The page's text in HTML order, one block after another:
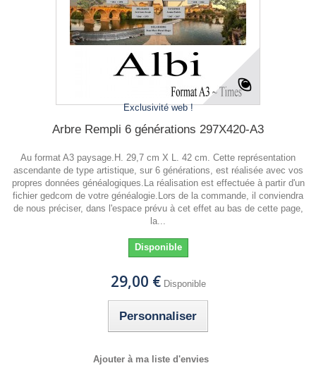
Exclusivité web !
Arbre Rempli 6 générations 297X420-A3
Au format A3 paysage.H. 29,7 cm X L. 42 cm. Cette représentation
ascendante de type artistique, sur 6 générations, est réalisée avec vos
propres données généalogiques.La réalisation est effectuée à partir d'un
fichier gedcom de votre généalogie.Lors de la commande, il conviendra
de nous préciser, dans l'espace prévu à cet effet au bas de cette page,
la...
Disponible
29,00 € Disponible
Personnaliser
Ajouter à ma liste d'envies